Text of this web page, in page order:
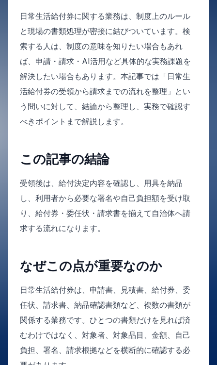
日常生活給付券に関する業務は、制度上のルール
と現場の書類処理が密接に結びついています。検
索する人は、制度の意味を知りたい場合もあれ
ば、申請・請求・AI活用など具体的な実務課題を
解決したい場合もあります。本記事では「日常生
活給付券の受領から請求までの流れを整理」とい
う問いに対して、結論から整理し、実務で確認す
べきポイントまで解説します。
この記事の結論
受領後は、給付決定内容を確認し、用具を納品
し、利用者から必要な署名や自己負担額を受け取
り、給付券・委任状・請求書を揃えて自治体へ請
求する流れになります。
なぜこの点が重要なのか
日常生活給付券は、申請書、見積書、給付券、委
任状、請求書、納品確認書類など、複数の書類が
関係する業務です。ひとつの書類だけを見れば済
むわけではなく、対象者、対象品目、金額、自己
負担、署名、請求根拠などを横断的に確認する必